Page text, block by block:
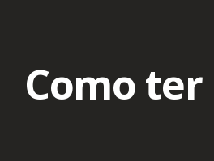
Como